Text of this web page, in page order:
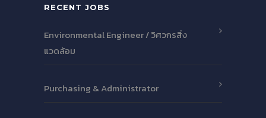
RECENT JOBS
Environmental Engineer / วิศวกรสิ่ง
แวดล้อม
Purchasing & Administrator